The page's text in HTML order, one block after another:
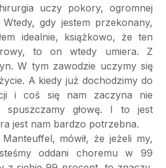
uczy pokory, ogromnej
gdy jestem przekonany,
idealnie, książkowo, że ten
to on wtedy umiera. Z
W tym zawodzie uczymy się
A kiedy już dochodzimy do
i coś się nam zaczyna nie
spuszczamy głowę. I to jest
jest nam bardzo potrzebna.
mówił, że jeżeli my,
oddani choremu w 99